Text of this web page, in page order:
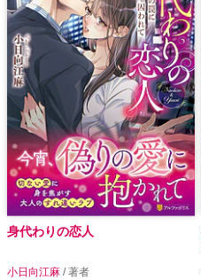
身代わりの恋人
小日向江麻 / 著者